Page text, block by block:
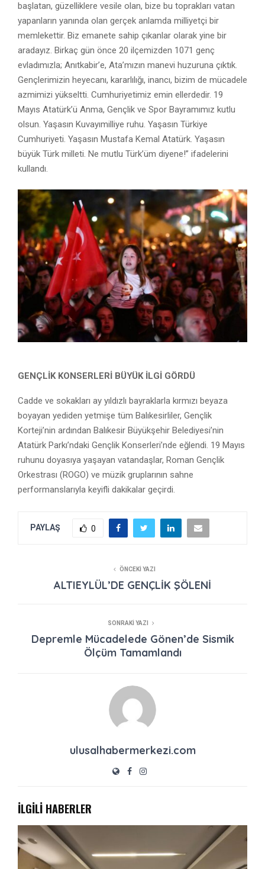
başlatan, güzelliklere vesile olan, bize bu toprakları vatan
yapanların yanında olan gerçek anlamda milliyetçi bir
memlekettir. Biz emanete sahip çıkanlar olarak yine bir
aradayız. Birkaç gün önce 20 ilçemizden 1071 genç
evladımızla; Anıtkabir’e, Ata’mızın manevi huzuruna çıktık.
Gençlerimizin heyecanı, kararlılığı, inancı, bizim de mücadele
azmimizi yükseltti. Cumhuriyetimiz emin ellerdedir. 19
Mayıs Atatürk’ü Anma, Gençlik ve Spor Bayramımız kutlu
olsun. Yaşasın Kuvayımilliye ruhu. Yaşasın Türkiye
Cumhuriyeti. Yaşasın Mustafa Kemal Atatürk. Yaşasın
büyük Türk milleti. Ne mutlu Türk’üm diyene!” ifadelerini
kullandı.
GENÇLİK KONSERLERİ BÜYÜK İLGİ GÖRDÜ
Cadde ve sokakları ay yıldızlı bayraklarla kırmızı beyaza
boyayan yediden yetmişe tüm Balıkesirliler, Gençlik
Korteji’nin ardından Balıkesir Büyükşehir Belediyesi’nin
Atatürk Parkı’ndaki Gençlik Konserleri’nde eğlendi. 19 Mayıs
ruhunu doyasıya yaşayan vatandaşlar, Roman Gençlik
Orkestrası (ROGO) ve müzik gruplarının sahne
performanslarıyla keyifli dakikalar geçirdi.
PAYLAŞ 0
ÖNCEKI YAZI
ALTIEYLÜL’DE GENÇLİK ŞÖLENİ
SONRAKI YAZI
Depremle Mücadelede Gönen’de Sismik
Ölçüm Tamamlandı
ulusalhabermerkezi.com
İLGİLİ HABERLER